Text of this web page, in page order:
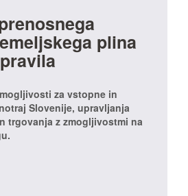
plina
za vstopne in
Slovenije, upravljanja
trgovanja z zmogljivostmi na